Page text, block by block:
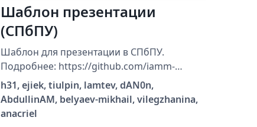
Шаблон презентации
(СПбПУ)
Шаблон для презентации в СПбПУ.
Подробнее: https://github.com/iamm-
templates/presentation-template.
h31, ejiek, tiulpin, lamtev, dAN0n,
AbdullinAM, belyaev-mikhail, vilegzhanina,
anacriel